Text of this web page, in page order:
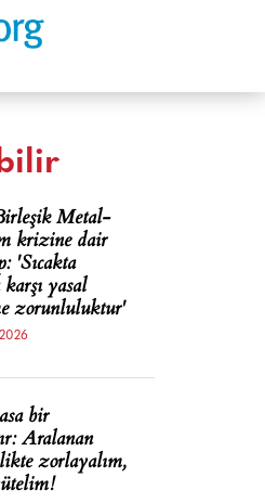
Metal-
krizine dair
'Sıcakta
yasal
zorunluluktur'
bir
Aralanan
zorlayalım,